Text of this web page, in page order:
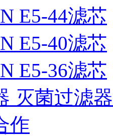
E5-44滤芯
E5-40滤芯
E5-36滤芯
灭菌过滤
作